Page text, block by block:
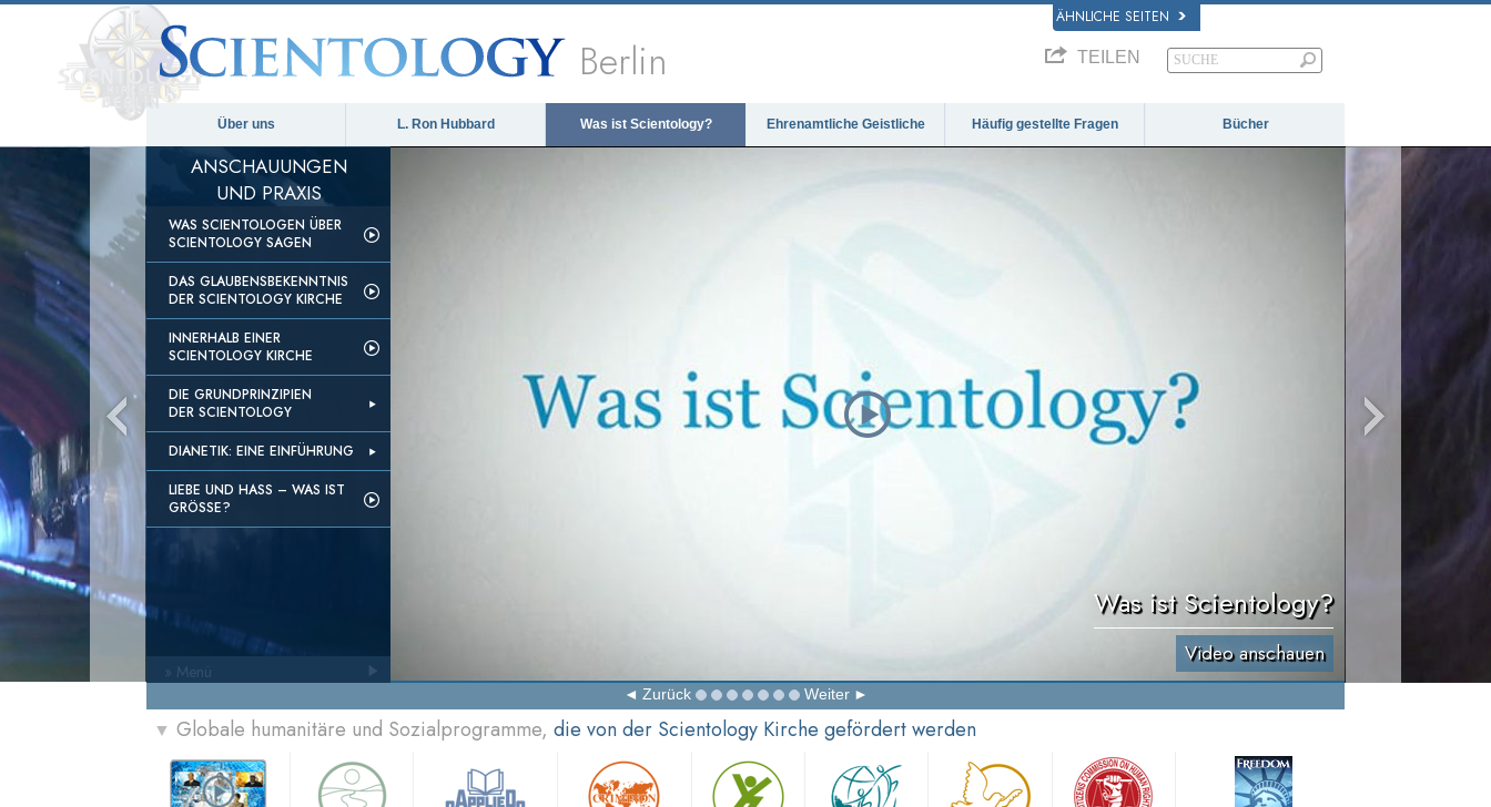
ÄHNLICHE SEITEN
Berlin TEILEN
Über uns L. Ron Hubbard Was ist Scientology? Ehrenamtliche Geistliche Häufig gestellte Fragen Bücher
ANSCHAUUNGEN
UND PRAXIS
WAS SCIENTOLOGEN ÜBER
SCIENTOLOGY SAGEN
DAS GLAUBENSBEKENNTNIS
DER SCIENTOLOGY KIRCHE
INNERHALB EINER
SCIENTOLOGY KIRCHE
DIE GRUNDPRINZIPIEN
DER SCIENTOLOGY
DIANETIK: EINE EINFÜHRUNG
LIEBE UND HASS – WAS IST
GRÖSSE?
Was ist Scientology?
Video anschauen
Zurück Weiter
» Menü
▼ Globale humanitäre und Sozialprogramme, die von der Scientology Kirche gefördert werden